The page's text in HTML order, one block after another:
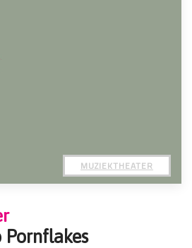
MUZIEKTHEATER
Pornflakes